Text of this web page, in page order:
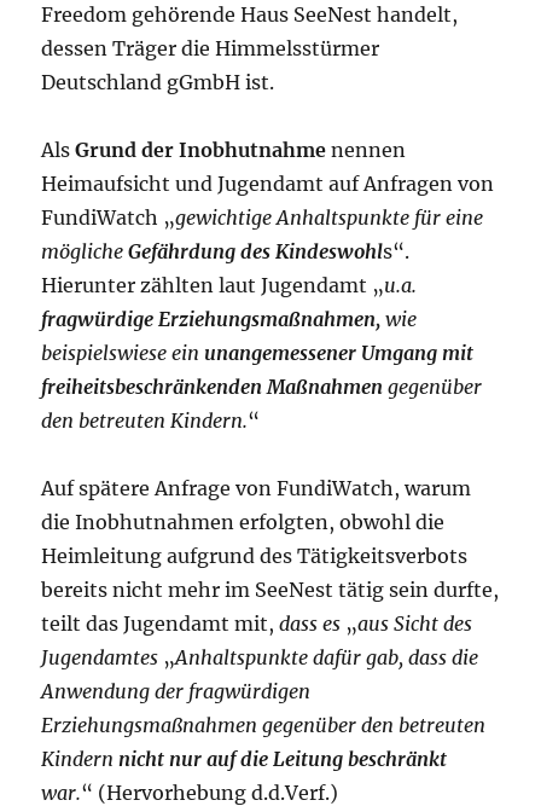
Freedom gehörende Haus SeeNest handelt,
dessen Träger die Himmelsstürmer
Deutschland gGmbH ist.
AlsGrund der Inobhutnahme nennen
Heimaufsicht und Jugendamt auf Anfragen von
FundiWatch „gewichtige Anhaltspunkte für eine
möglicheGefährdung des Kindeswohls“.
Hierunter zählten laut Jugendamt „u.a.
fragwürdige Erziehungsmaßnahmen, wie
beispielswiese ein unangemessener Umgang mit
freiheitsbeschränkenden Maßnahmen gegenüber
den betreuten Kindern.“
Auf spätere Anfrage von FundiWatch, warum
die Inobhutnahmen erfolgten, obwohl die
Heimleitung aufgrund des Tätigkeitsverbots
bereits nicht mehr im SeeNest tätig sein durfte,
teilt das Jugendamt mit,dass es „aus Sicht des
Jugendamtes „Anhaltspunkte dafür gab, dass die
Anwendung der fragwürdigen
Erziehungsmaßnahmen gegenüber den betreuten
Kindern nicht nur auf die Leitung beschränkt
war.“ (Hervorhebung d.d.Verf.)